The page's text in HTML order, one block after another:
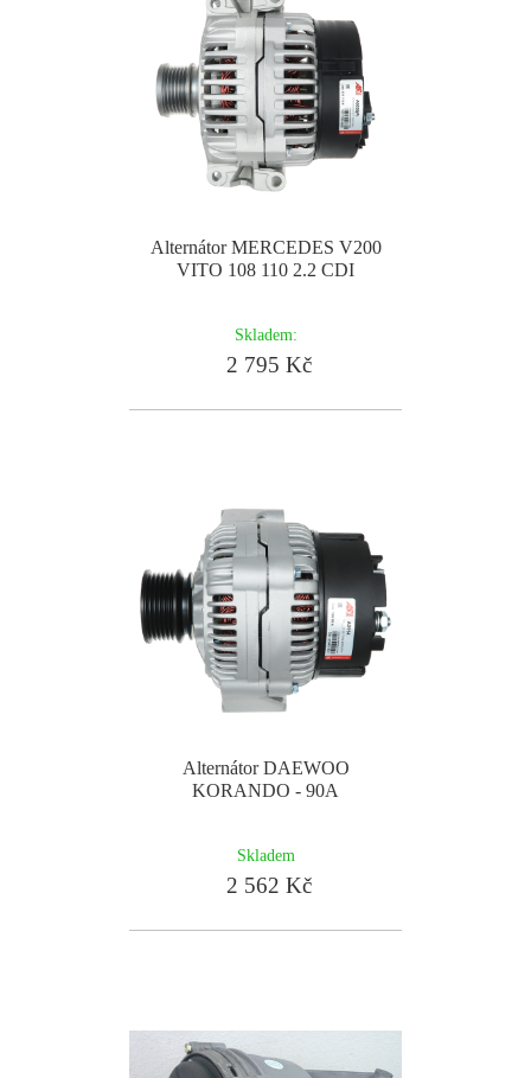
Alternátor MERCEDES V200
VITO 108 110 2.2 CDI
Skladem:
2 795 Kč
Alternátor DAEWOO
KORANDO - 90A
Skladem
2 562 Kč